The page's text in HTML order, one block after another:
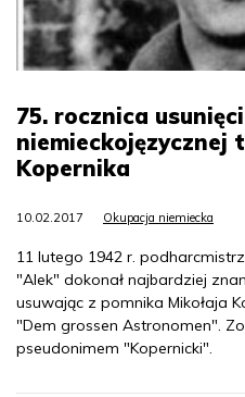
75. rocznica
niemieckojęzycznej
Kopernika
10.02.2017 Okupacja niemiecka
11 lutego 1942 r.
"Alek" dokonał najbardziej
usuwając z pomnika Mikołaja
"Dem grossen Astronomen".
pseudonimem "Kopernicki".